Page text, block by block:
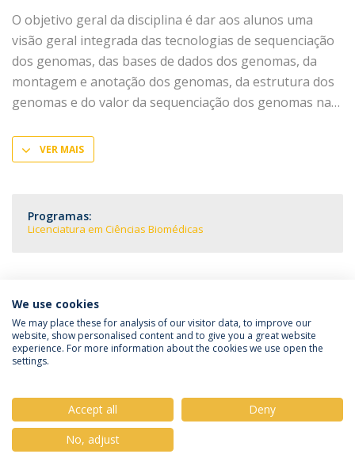
O objetivo geral da disciplina é dar aos alunos uma
visão geral integrada das tecnologias de sequenciação
dos genomas, das bases de dados dos genomas, da
montagem e anotação dos genomas, da estrutura dos
genomas e do valor da sequenciação dos genomas na
VER MAIS
Programas:
Licenciatura em Ciências Biomédicas
Política de Privacidade
Termos & Condições
Direitos do Titular dos Dados
© 2026 Universidade Católica Portuguesa
We use cookies
We may place these for analysis of our visitor data, to improve our
website, show personalised content and to give you a great website
experience. For more information about the cookies we use open the
settings.
Accept all
Deny
No, adjust